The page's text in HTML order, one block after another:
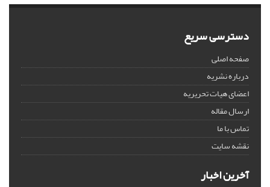
دسترسی سریع
صفحه اصلی
درباره نشریه
اعضای هیات تحریریه
ارسال مقاله
تماس با ما
نقشه سایت
آخرین اخبار